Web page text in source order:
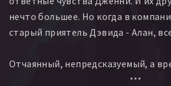
нечто большее. Но когда в
старый приятель Дэвида - Алан,
Отчаянный, непредсказуемый, а
пугающий, он тоже увлекся